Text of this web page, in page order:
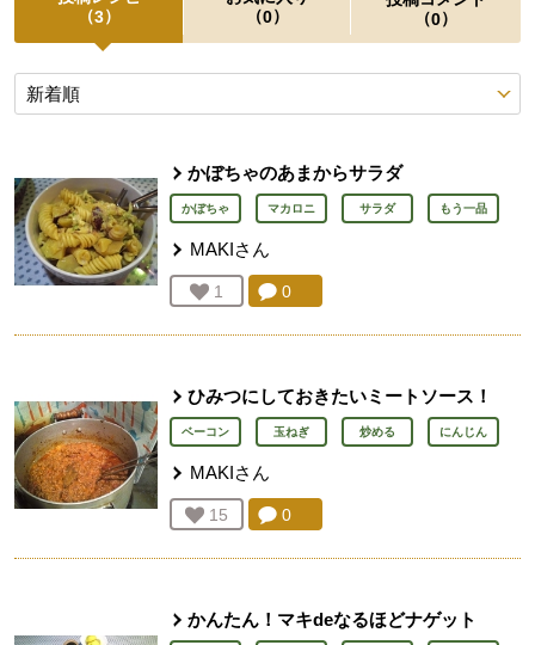
（3）
（0）
（0）
投稿レシピ
かぼちゃのあまからサラダ
かぼちゃ マカロニ サラダ もう一品
MAKIさん
お気に入り登録：
1 人が登録コメント：
0
ひみつにしておきたいミートソース！
ベーコン 玉ねぎ 炒める にんじん
MAKIさん
お気に入り登録：
15 人が登録コメント：
0
かんたん！マキdeなるほどナゲット